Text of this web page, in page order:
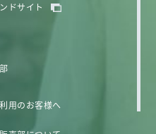
ドサイト
用のお客様へ